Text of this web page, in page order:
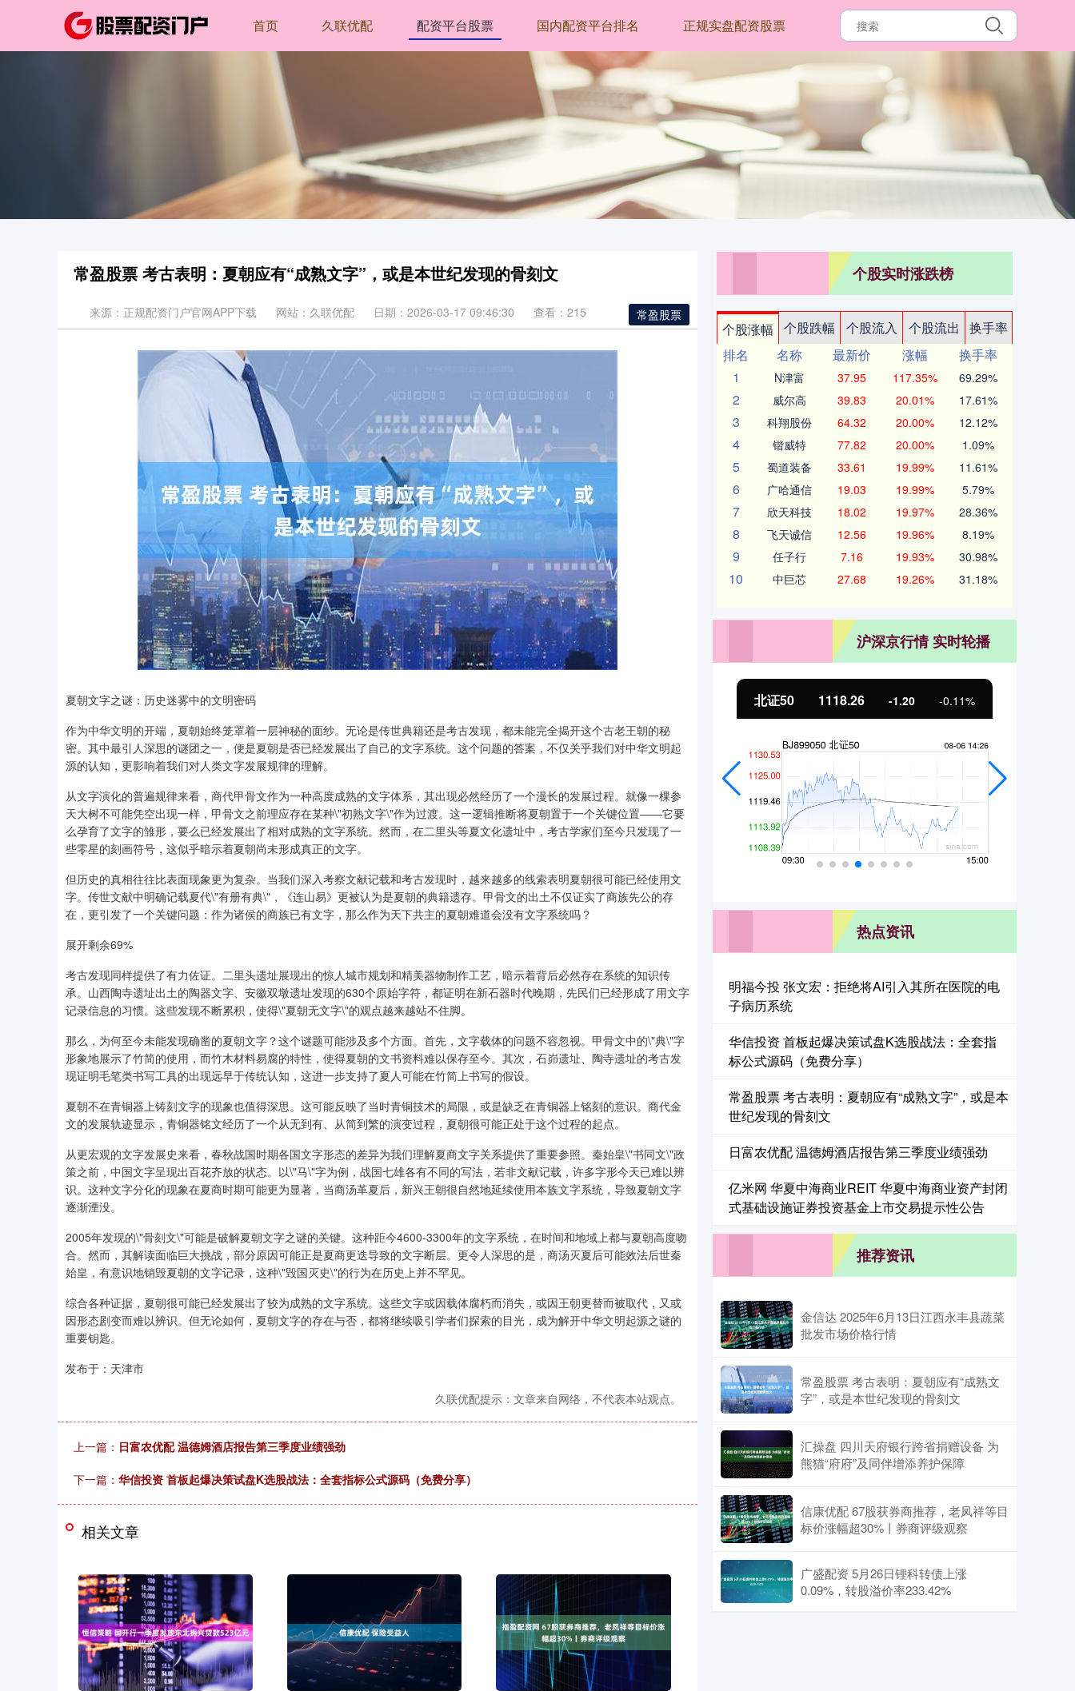
首页 久联优配 配资平台股票 国内配资平台排名 正规实盘配资股票
常盈股票 考古表明：夏朝应有“成熟文字”，或是本世纪发现的骨刻文
常盈股票
来源：正规配资门户官网APP下载 网站：久联优配 日期：2026-03-17 09:46:30 查看：215
夏朝文字之谜：历史迷雾中的文明密码
作为中华文明的开端，夏朝始终笼罩着一层神秘的面纱。无论是传世典籍还是考古发现，都未能完全揭开这个古老王朝的秘
密。其中最引人深思的谜团之一，便是夏朝是否已经发展出了自己的文字系统。这个问题的答案，不仅关乎我们对中华文明起
源的认知，更影响着我们对人类文字发展规律的理解。
从文字演化的普遍规律来看，商代甲骨文作为一种高度成熟的文字体系，其出现必然经历了一个漫长的发展过程。就像一棵参
天大树不可能凭空出现一样，甲骨文之前理应存在某种\"初熟文字\"作为过渡。这一逻辑推断将夏朝置于一个关键位置——它要
么孕育了文字的雏形，要么已经发展出了相对成熟的文字系统。然而，在二里头等夏文化遗址中，考古学家们至今只发现了一
些零星的刻画符号，这似乎暗示着夏朝尚未形成真正的文字。
但历史的真相往往比表面现象更为复杂。当我们深入考察文献记载和考古发现时，越来越多的线索表明夏朝很可能已经使用文
字。传世文献中明确记载夏代\"有册有典\"，《连山易》更被认为是夏朝的典籍遗存。甲骨文的出土不仅证实了商族先公的存
在，更引发了一个关键问题：作为诸侯的商族已有文字，那么作为天下共主的夏朝难道会没有文字系统吗？
展开剩余69%
考古发现同样提供了有力佐证。二里头遗址展现出的惊人城市规划和精美器物制作工艺，暗示着背后必然存在系统的知识传
承。山西陶寺遗址出土的陶器文字、安徽双墩遗址发现的630个原始字符，都证明在新石器时代晚期，先民们已经形成了用文字
记录信息的习惯。这些发现不断累积，使得\"夏朝无文字\"的观点越来越站不住脚。
那么，为何至今未能发现确凿的夏朝文字？这个谜题可能涉及多个方面。首先，文字载体的问题不容忽视。甲骨文中的\"典\"字
形象地展示了竹简的使用，而竹木材料易腐的特性，使得夏朝的文书资料难以保存至今。其次，石峁遗址、陶寺遗址的考古发
现证明毛笔类书写工具的出现远早于传统认知，这进一步支持了夏人可能在竹简上书写的假设。
夏朝不在青铜器上铸刻文字的现象也值得深思。这可能反映了当时青铜技术的局限，或是缺乏在青铜器上铭刻的意识。商代金
文的发展轨迹显示，青铜器铭文经历了一个从无到有、从简到繁的演变过程，夏朝很可能正处于这个过程的起点。
从更宏观的文字发展史来看，春秋战国时期各国文字形态的差异为我们理解夏商文字关系提供了重要参照。秦始皇\"书同文\"政
策之前，中国文字呈现出百花齐放的状态。以\"马\"字为例，战国七雄各有不同的写法，若非文献记载，许多字形今天已难以辨
识。这种文字分化的现象在夏商时期可能更为显著，当商汤革夏后，新兴王朝很自然地延续使用本族文字系统，导致夏朝文字
逐渐湮没。
2005年发现的\"骨刻文\"可能是破解夏朝文字之谜的关键。这种距今4600-3300年的文字系统，在时间和地域上都与夏朝高度吻
合。然而，其解读面临巨大挑战，部分原因可能正是夏商更迭导致的文字断层。更令人深思的是，商汤灭夏后可能效法后世秦
始皇，有意识地销毁夏朝的文字记录，这种\"毁国灭史\"的行为在历史上并不罕见。
综合各种证据，夏朝很可能已经发展出了较为成熟的文字系统。这些文字或因载体腐朽而消失，或因王朝更替而被取代，又或
因形态剧变而难以辨识。但无论如何，夏朝文字的存在与否，都将继续吸引学者们探索的目光，成为解开中华文明起源之谜的
重要钥匙。
发布于：天津市
久联优配提示：文章来自网络，不代表本站观点。
上一篇： 日富农优配 温德姆酒店报告第三季度业绩强劲
下一篇： 华信投资 首板起爆决策试盘K选股战法：全套指标公式源码（免费分享）
相关文章
个股实时涨跌榜
个股涨幅 个股跌幅 个股流入 个股流出
换手率
排名
名称 最新价 涨幅
换手率
1
N津富 37.95 117.35% 69.29%
2 威尔高 39.83 20.01% 17.61%
3 科翔股份 64.32 20.00% 12.12%
4 锴威特 77.82 20.00% 1.09%
5 蜀道装备 33.61 19.99% 11.61%
6 广哈通信 19.03 19.99% 5.79%
7 欣天科技 18.02 19.97% 28.36%
8 飞天诚信 12.56 19.96% 8.19%
9 任子行 7.16 19.93% 30.98%
10 中巨芯 27.68 19.26% 31.18%
沪深京行情 实时轮播
0.37% 深证成指 14059.79 北证50 1118.26 -1.20 -0.11%
热点资讯
明福今投 张文宏：拒绝将AI引入其所在医院的电
子病历系统
华信投资 首板起爆决策试盘K选股战法：全套指
标公式源码（免费分享）
常盈股票 考古表明：夏朝应有“成熟文字”，或是本
世纪发现的骨刻文
日富农优配 温德姆酒店报告第三季度业绩强劲
亿米网 华夏中海商业REIT 华夏中海商业资产封闭
式基础设施证券投资基金上市交易提示性公告
推荐资讯
金信达 2025年6月13日江西永丰县蔬菜
批发市场价格行情
常盈股票 考古表明：夏朝应有“成熟文
字”，或是本世纪发现的骨刻文
汇操盘 四川天府银行跨省捐赠设备 为
熊猫“府府”及同伴增添养护保障
信康优配 67股获券商推荐，老凤祥等目
标价涨幅超30%丨券商评级观察
广盛配资 5月26日锂科转债上涨
0.09%，转股溢价率233.42%